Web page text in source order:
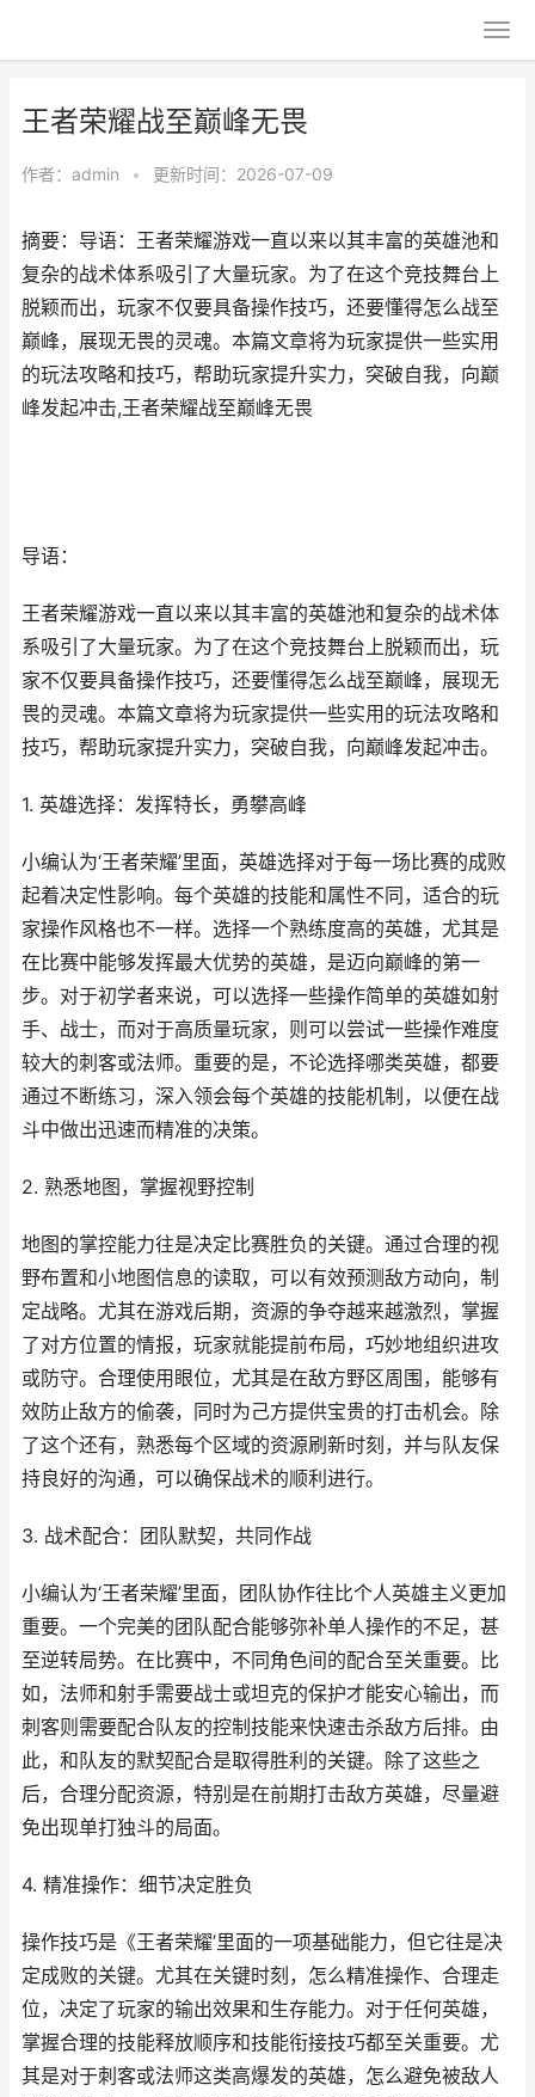
王者荣耀战至巅峰无畏
作者： admin • 更新时间：2026-07-09
摘要：导语：王者荣耀游戏一直以来以其丰富的英雄池和
复杂的战术体系吸引了大量玩家。为了在这个竞技舞台上
脱颖而出，玩家不仅要具备操作技巧，还要懂得怎么战至
巅峰，展现无畏的灵魂。本篇文章将为玩家提供一些实用
的玩法攻略和技巧，帮助玩家提升实力，突破自我，向巅
峰发起冲击,王者荣耀战至巅峰无畏
导语：
王者荣耀游戏一直以来以其丰富的英雄池和复杂的战术体
系吸引了大量玩家。为了在这个竞技舞台上脱颖而出，玩
家不仅要具备操作技巧，还要懂得怎么战至巅峰，展现无
畏的灵魂。本篇文章将为玩家提供一些实用的玩法攻略和
技巧，帮助玩家提升实力，突破自我，向巅峰发起冲击。
1. 英雄选择：发挥特长，勇攀高峰
小编认为‘王者荣耀’里面，英雄选择对于每一场比赛的成败
起着决定性影响。每个英雄的技能和属性不同，适合的玩
家操作风格也不一样。选择一个熟练度高的英雄，尤其是
在比赛中能够发挥最大优势的英雄，是迈向巅峰的第一
步。对于初学者来说，可以选择一些操作简单的英雄如射
手、战士，而对于高质量玩家，则可以尝试一些操作难度
较大的刺客或法师。重要的是，不论选择哪类英雄，都要
通过不断练习，深入领会每个英雄的技能机制，以便在战
斗中做出迅速而精准的决策。
2. 熟悉地图，掌握视野控制
地图的掌控能力往是决定比赛胜负的关键。通过合理的视
野布置和小地图信息的读取，可以有效预测敌方动向，制
定战略。尤其在游戏后期，资源的争夺越来越激烈，掌握
了对方位置的情报，玩家就能提前布局，巧妙地组织进攻
或防守。合理使用眼位，尤其是在敌方野区周围，能够有
效防止敌方的偷袭，同时为己方提供宝贵的打击机会。除
了这个还有，熟悉每个区域的资源刷新时刻，并与队友保
持良好的沟通，可以确保战术的顺利进行。
3. 战术配合：团队默契，共同作战
小编认为‘王者荣耀’里面，团队协作往比个人英雄主义更加
重要。一个完美的团队配合能够弥补单人操作的不足，甚
至逆转局势。在比赛中，不同角色间的配合至关重要。比
如，法师和射手需要战士或坦克的保护才能安心输出，而
刺客则需要配合队友的控制技能来快速击杀敌方后排。由
此，和队友的默契配合是取得胜利的关键。除了这些之
后，合理分配资源，特别是在前期打击敌方英雄，尽量避
免出现单打独斗的局面。
4. 精准操作：细节决定胜负
操作技巧是《王者荣耀’里面的一项基础能力，但它往是决
定成败的关键。尤其在关键时刻，怎么精准操作、合理走
位，决定了玩家的输出效果和生存能力。对于任何英雄，
掌握合理的技能释放顺序和技能衔接技巧都至关重要。尤
其是对于刺客或法师这类高爆发的英雄，怎么避免被敌人